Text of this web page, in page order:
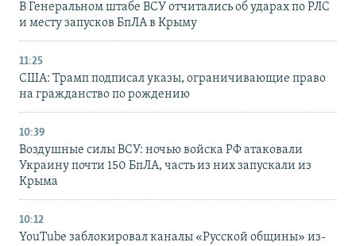
В Генеральном штабе ВСУ отчитались об ударах по РЛС
и месту запусков БпЛА в Крыму
11:25
США: Трамп подписал указы, ограничивающие право
на гражданство по рождению
10:39
Воздушные силы ВСУ: ночью войска РФ атаковали
Украину почти 150 БпЛА, часть из них запускали из
Крыма
10:12
YouTube заблокировал каналы «Русской общины» из-